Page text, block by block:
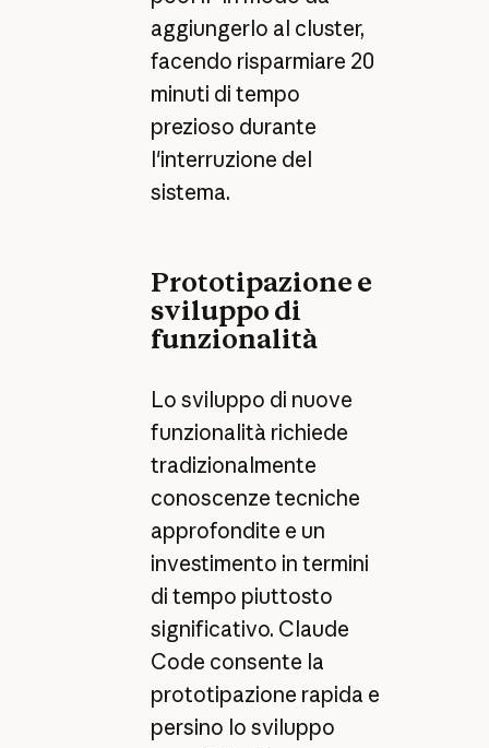
aggiungerlo al cluster,
facendo risparmiare 20
minuti di tempo
prezioso durante
l'interruzione del
sistema.
Prototipazione e
sviluppo di
funzionalità
Lo sviluppo di nuove
funzionalità richiede
tradizionalmente
conoscenze tecniche
approfondite e un
investimento in termini
di tempo piuttosto
significativo. Claude
Code consente la
prototipazione rapida e
persino lo sviluppo